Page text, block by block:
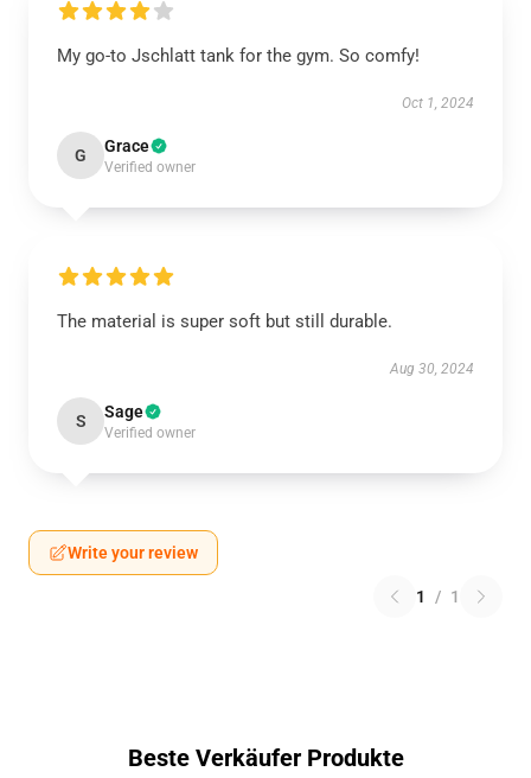
My go-to Jschlatt tank for the gym. So comfy!
Oct 1, 2024
G Grace
Verified owner
The material is super soft but still durable.
Aug 30, 2024
S Sage
Verified owner
Write your review
1 / 1
Beste Verkäufer Produkte